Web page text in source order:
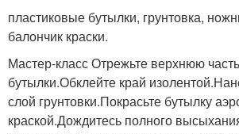
пластиковые бутылки, грунтовка,
балончик краски.
Мастер-класс Отрежьте верхнюю часть
бутылки.Обклейте край
слой грунтовки.Покрасьте бутылку
краской.Дождитесь полного